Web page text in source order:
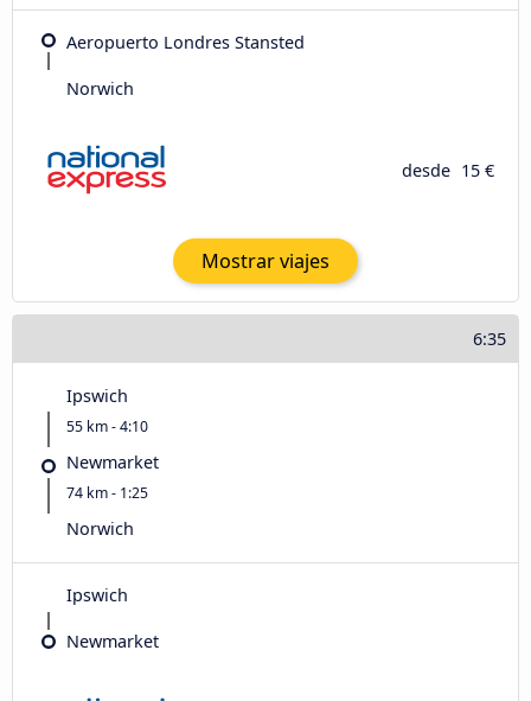
Aeropuerto Londres Stansted
Norwich
desde 15 €
Mostrar viajes
6:35
Ipswich
55 km - 4:10
Newmarket
74 km - 1:25
Norwich
Ipswich
Newmarket